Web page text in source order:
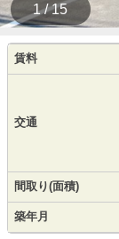
1 / 15
賃料
交通
間取り(面積)
築年月